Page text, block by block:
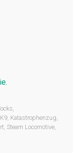
,
K9, Katastrophenzug,
, Steam Locomotive,